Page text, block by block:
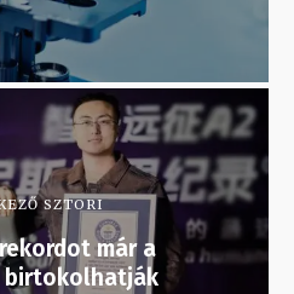
SZTORI
már a
birtokolhatják